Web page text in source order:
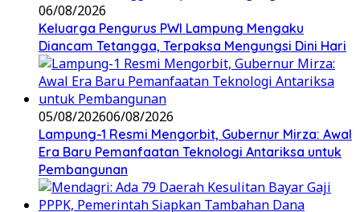
06/08/2026
Keluarga Pengurus PWI Lampung Mengaku
Diancam Tetangga, Terpaksa Mengungsi Dini Hari
05/08/202606/08/2026
Lampung-1 Resmi Mengorbit, Gubernur Mirza: Awal
Era Baru Pemanfaatan Teknologi Antariksa untuk
Pembangunan